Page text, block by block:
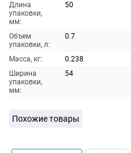
Длина
упаковки,
мм:
50
Объем
упаковки, л:
0.7
Масса, кг:
0.238
Ширина
упаковки,
мм:
54
Похожие товары